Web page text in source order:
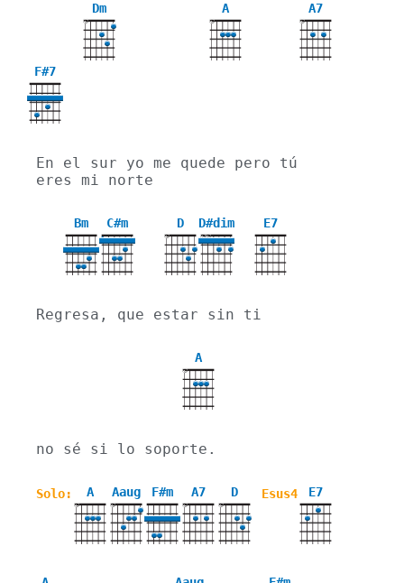
Dm
X
A
X
A7
X
F#7
En el sur yo me quede pero tú
eres mi norte
Bm C#m
4
D
X
D#dim
XX
E7
Regresa, que estar sin ti
A
X
no sé si lo soporte.
Solo: A
X
Aaug
X
F#m A7
X
D
X
Esus4 E7